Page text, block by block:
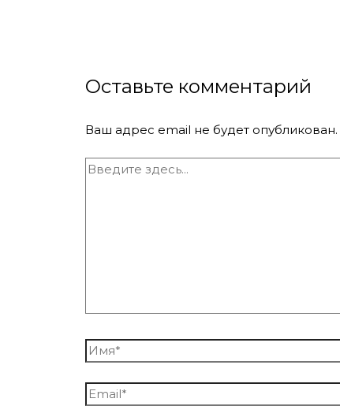
Оставьте комментарий
Ваш адрес email не будет опубликован.
Введите
Имя*
Email*